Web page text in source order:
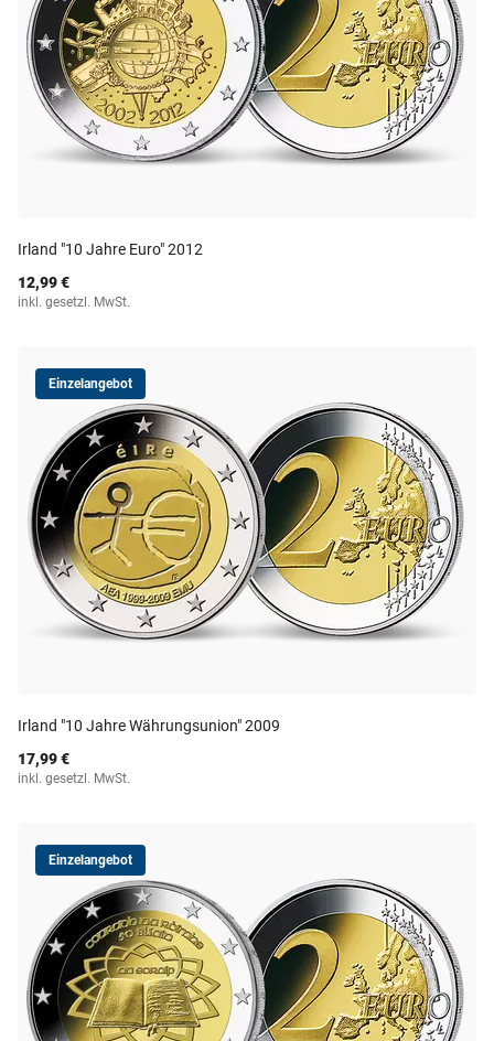
Irland "10 Jahre Euro" 2012
12,99 €
inkl. gesetzl. MwSt.
Einzelangebot
Irland "10 Jahre Währungsunion" 2009
17,99 €
inkl. gesetzl. MwSt.
Einzelangebot